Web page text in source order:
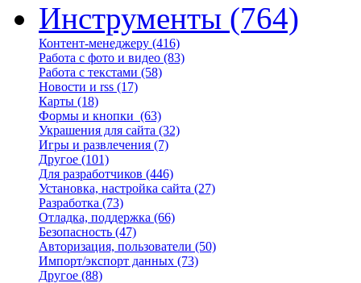
Инструменты (764)
Контент-менеджеру (416)
Работа с фото и видео (83)
Работа с текстами (58)
Новости и rss (17)
Карты (18)
Формы и кнопки (63)
Украшения для сайта (32)
Игры и развлечения (7)
Другое (101)
Для разработчиков (446)
Установка, настройка сайта (27)
Разработка (73)
Отладка, поддержка (66)
Безопасность (47)
Авторизация, пользователи (50)
Импорт/экспорт данных (73)
Другое (88)